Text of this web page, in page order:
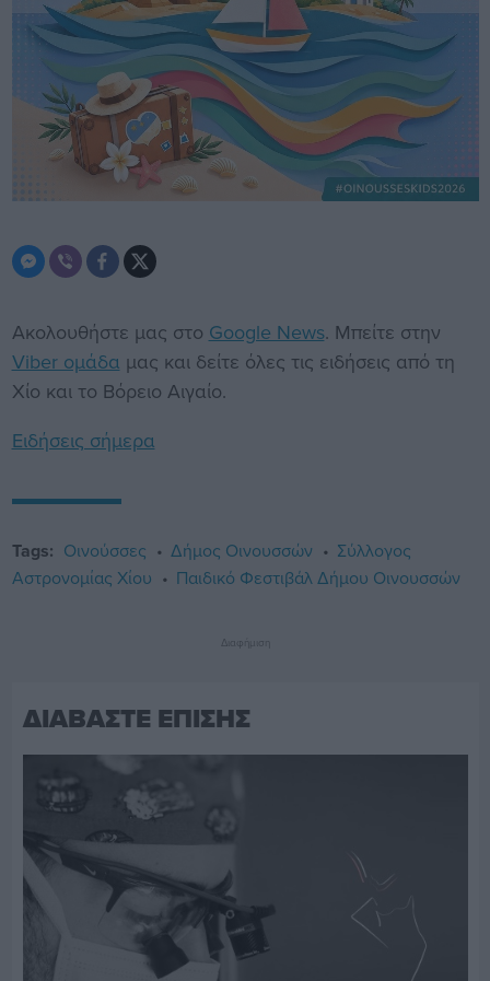
Ακολουθήστε μας στο Google News. Μπείτε στην
Viber ομάδα μας και δείτε όλες τις ειδήσεις από τη
Χίο και το Βόρειο Αιγαίο.
Ειδήσεις σήμερα
Tags: Οινούσσες Δήμος Οινουσσών
Σύλλογος
Αστρονομίας Χίου
Παιδικό Φεστιβάλ Δήμου Οινουσσών
Διαφήμιση
ΔΙΑΒΑΣΤΕ ΕΠΙΣΗΣ